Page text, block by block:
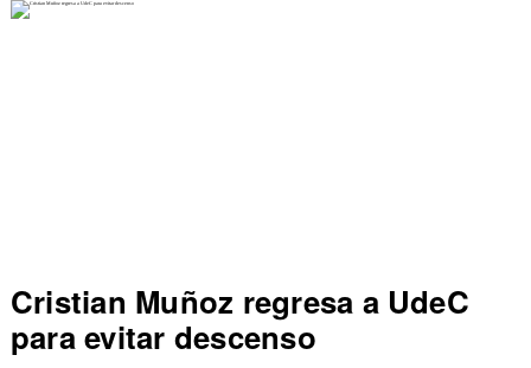
a UdeC
Colo Colo
de Primera al